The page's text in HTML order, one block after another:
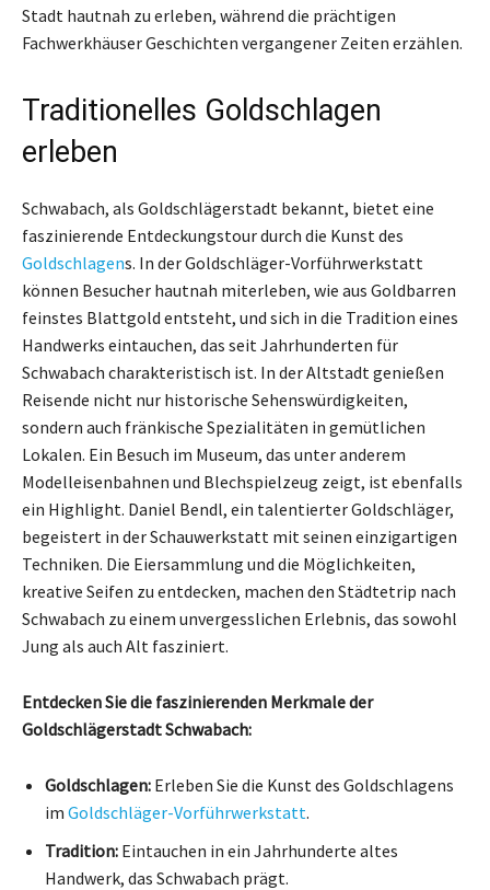
Stadt hautnah zu erleben, während die prächtigen
Fachwerkhäuser Geschichten vergangener Zeiten erzählen.
Traditionelles Goldschlagen
erleben
Schwabach, als Goldschlägerstadt bekannt, bietet eine
faszinierende Entdeckungstour durch die Kunst des
Goldschlagens. In der Goldschläger-Vorführwerkstatt
können Besucher hautnah miterleben, wie aus Goldbarren
feinstes Blattgold entsteht, und sich in die Tradition eines
Handwerks eintauchen, das seit Jahrhunderten für
Schwabach charakteristisch ist. In der Altstadt genießen
Reisende nicht nur historische Sehenswürdigkeiten,
sondern auch fränkische Spezialitäten in gemütlichen
Lokalen. Ein Besuch im Museum, das unter anderem
Modelleisenbahnen und Blechspielzeug zeigt, ist ebenfalls
ein Highlight. Daniel Bendl, ein talentierter Goldschläger,
begeistert in der Schauwerkstatt mit seinen einzigartigen
Techniken. Die Eiersammlung und die Möglichkeiten,
kreative Seifen zu entdecken, machen den Städtetrip nach
Schwabach zu einem unvergesslichen Erlebnis, das sowohl
Jung als auch Alt fasziniert.
Entdecken Sie die faszinierenden Merkmale der
Goldschlägerstadt Schwabach:
Goldschlagen: Erleben Sie die Kunst des Goldschlagens
im Goldschläger-Vorführwerkstatt.
Tradition: Eintauchen in ein Jahrhunderte altes
Handwerk, das Schwabach prägt.